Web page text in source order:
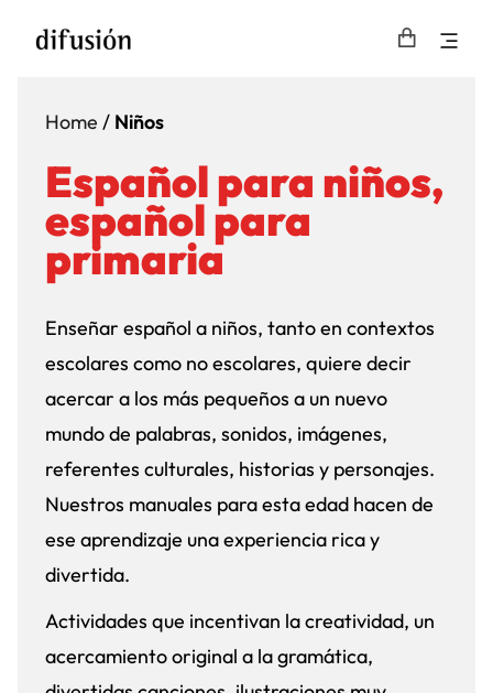
Home / Niños
Español para niños,
español para
primaria
Enseñar español a niños, tanto en contextos
escolares como no escolares, quiere decir
acercar a los más pequeños a un nuevo
mundo de palabras, sonidos, imágenes,
referentes culturales, historias y personajes.
Nuestros manuales para esta edad hacen de
ese aprendizaje una experiencia rica y
divertida.
Actividades que incentivan la creatividad, un
acercamiento original a la gramática,